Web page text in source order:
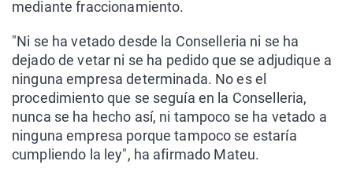
mediante fraccionamiento.
"Ni se ha vetado desde la Conselleria ni se ha
dejado de vetar ni se ha pedido que se adjudique a
ninguna empresa determinada. No es el
procedimiento que se seguía en la Conselleria,
nunca se ha hecho así, ni tampoco se ha vetado a
ninguna empresa porque tampoco se estaría
cumpliendo la ley", ha afirmado Mateu.